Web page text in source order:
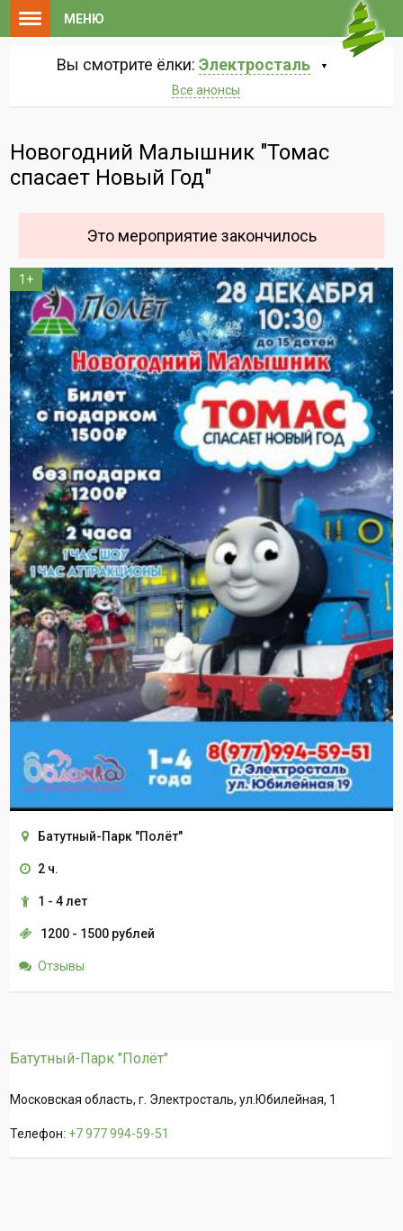
МЕНЮ
Вы смотрите ёлки: Электросталь
Все анонсы
Новогодний Малышник "Томас
спасает Новый Год"
Это мероприятие закончилось
1+
Батутный-Парк "Полёт"
2 ч.
1 - 4 лет
1200 - 1500 рублей
Отзывы
Батутный-Парк "Полёт"
Московская область, г. Электросталь, ул.Юбилейная, 1
Телефон: +7 977 994-59-51